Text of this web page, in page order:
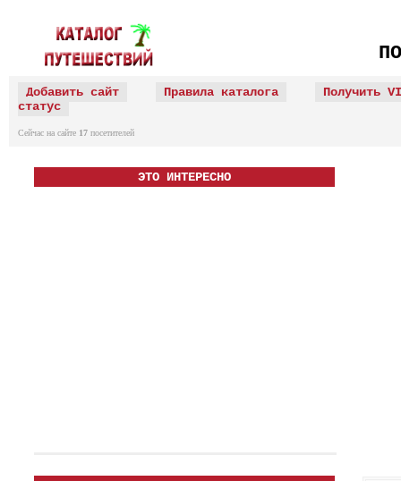
Добавить сайт Правила каталога
Получить
статус
Сейчас на сайте 17 посетителей
ЭТО ИНТЕРЕСНО